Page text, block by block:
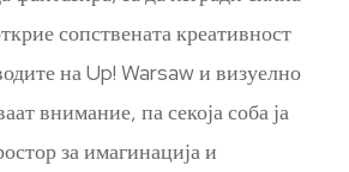
сопствената креативност
на Up! Warsaw и визуелно
внимание, па секоја соба ја
за имагинација и